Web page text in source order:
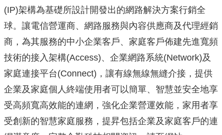
(IP)架構為基礎所設計開發出的網路解決方案行銷全
球。讓電信營運商、網路服務與內容供應商及代理經銷
商，為其服務的中小企業客戶、家庭客戶佈建先進寬頻
技術的接入架構(Access)、企業網路系統(Network)及
家庭連接平台(Connect)，讓有線無線無縫介接，提供
企業及家庭個人終端使用者可以簡單、智慧並安全地享
受高頻寬高效能的連網，強化企業營運效能，家用者享
受創新的智慧家庭服務，提昇包括企業及家庭客戶的連